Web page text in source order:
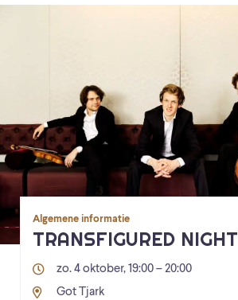
Algemene informatie
TRANSFIGURED NIGHT
zo. 4 oktober, 19:00 – 20:00
Got Tjark